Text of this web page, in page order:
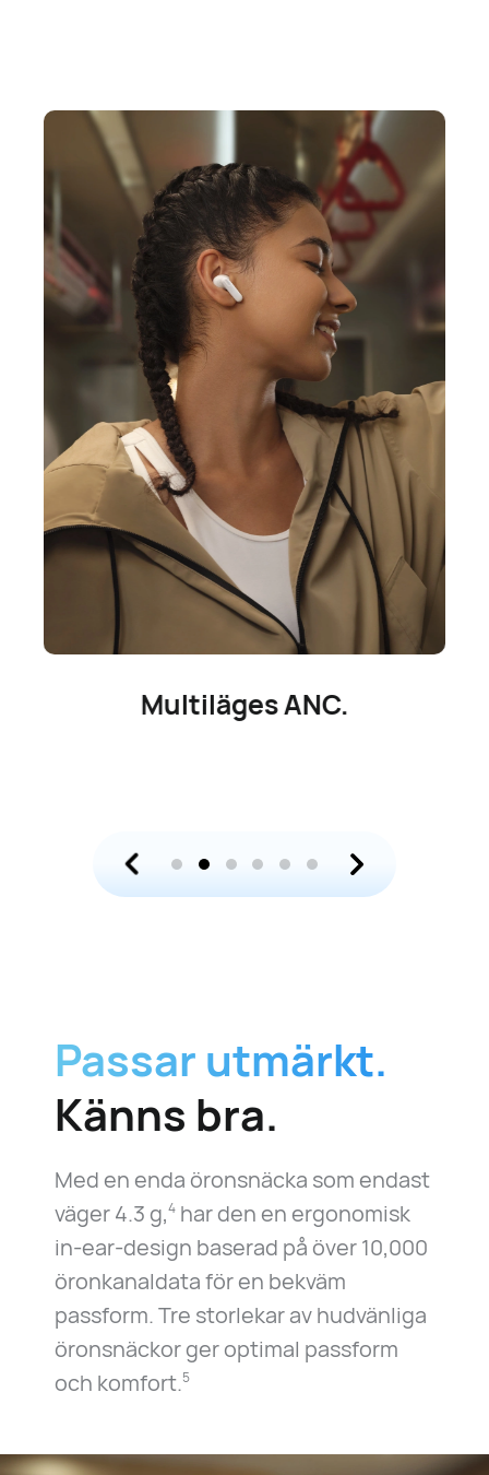
Multiläges ANC.
Passar utmärkt.
Känns bra.
Med en enda öronsnäcka som endast
väger 4.3 g,4har den en ergonomisk
in-ear-design baserad på över 10,000
öronkanaldata för en bekväm
passform. Tre storlekar av hudvänliga
öronsnäckor ger optimal passform
och komfort.5